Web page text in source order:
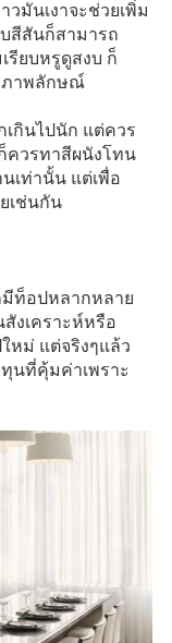
มันเงาจะช่วยเพิ่ม
สีสันก็สามารถ
รียบหรูดูสงบ ก็
ภาพลักษณ์
เกินไปนัก แต่ควร
ควรทาสีผนังโทน
เท่านั้น แต่เพื่อ
เช่นกัน
ท็อปหลากหลาย
งเคราะห์หรือ
หม่ แต่จริงๆแล้ว
นที่คุ้มค่าเพราะ